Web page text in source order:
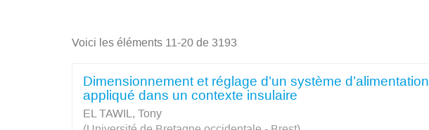
Voici les éléments 11-20 de 3193
Dimensionnement et réglage d’un système
appliqué dans un contexte insulaire
EL TAWIL, Tony